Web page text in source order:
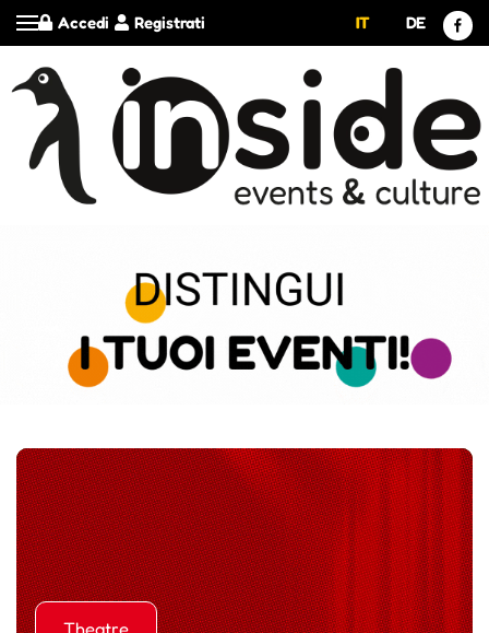
Registrati
Accedi IT DE